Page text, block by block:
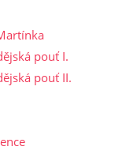
pouť I.
pouť II.